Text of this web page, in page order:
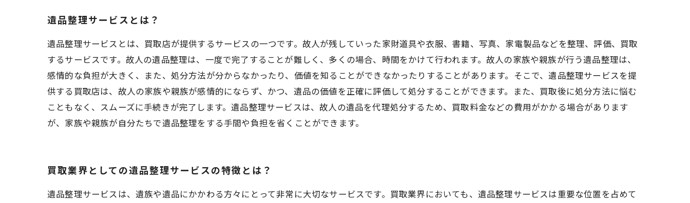
遺品整理サービスとは？
遺品整理サービスとは、買取店が提供するサービスの一つです。故人が残していった家財道具や衣服、書籍、写真、家電製品などを整理、評価、買取
するサービスです。故人の遺品整理は、一度で完了することが難しく、多くの場合、時間をかけて行われます。故人の家族や親族が行う遺品整理は、
感情的な負担が大きく、また、処分方法が分からなかったり、価値を知ることができなかったりすることがあります。そこで、遺品整理サービスを提
供する買取店は、故人の家族や親族が感情的にならず、かつ、遺品の価値を正確に評価して処分することができます。また、買取後に処分方法に悩む
こともなく、スムーズに手続きが完了します。遺品整理サービスは、故人の遺品を代理処分するため、買取料金などの費用がかかる場合があります
が、家族や親族が自分たちで遺品整理をする手間や負担を省くことができます。
買取業界としての遺品整理サービスの特徴とは？
遺品整理サービスは、遺族や遺品にかかわる方々にとって非常に大切なサービスです。買取業界においても、遺品整理サービスは重要な位置を占めて